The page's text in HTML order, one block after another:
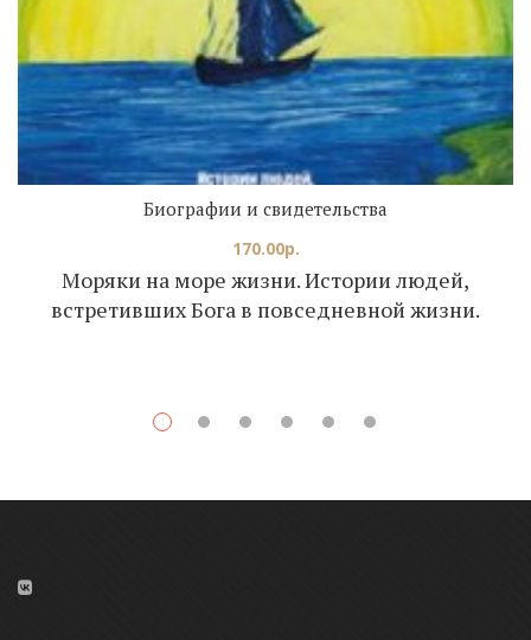
Моряки на море жизни. Истории людей,
встретивших Бога в повседневной жизни.
Биографии и свидетельства
170.00р.